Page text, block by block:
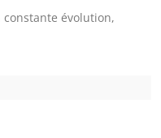
évolution,